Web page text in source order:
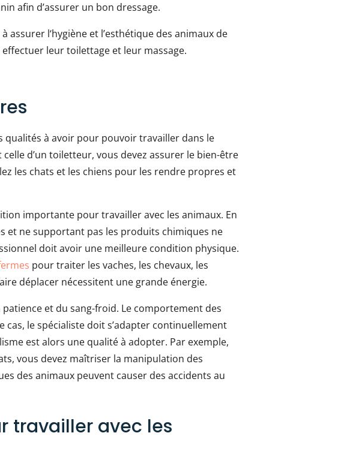
afin d’assurer un bon dressage.
assurer l‘hygiène et l’esthétique des animaux de
leur toilettage et leur massage.
qualités à avoir pour pouvoir travailler dans le
d’un toiletteur, vous devez assurer le bien-être
les chats et les chiens pour les rendre propres et
importante pour travailler avec les animaux. En
et ne supportant pas les produits chimiques ne
doit avoir une meilleure condition physique.
pour traiter les vaches, les chevaux, les
déplacer nécessitent une grande énergie.
et du sang-froid. Le comportement des
cas, le spécialiste doit s’adapter continuellement
est alors une qualité à adopter. Par exemple,
vous devez maîtriser la manipulation des
des animaux peuvent causer des accidents au
travailler avec les